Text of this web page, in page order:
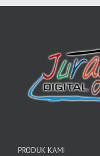
PRODUK KAMI